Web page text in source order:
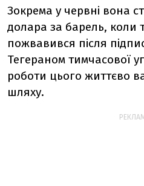
Зокрема у червні вона
долара за барель, коли
пожвавився після
Тегераном тимчасової
роботи цього життєво
шляху.